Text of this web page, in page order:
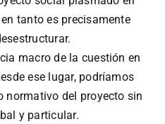
tanto es precisamente
macro de la cuestión en
ese lugar, podríamos
normativo del proyecto sin
y particular.